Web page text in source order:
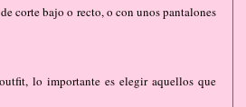
corte bajo o recto, o con unos pantalones
lo importante es elegir aquellos que